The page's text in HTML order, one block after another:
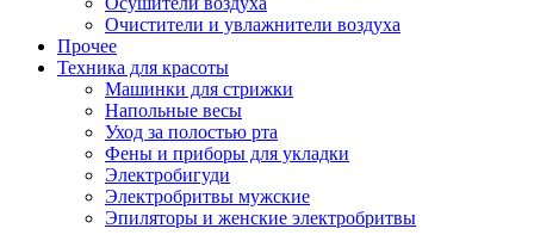
Очистители и увлажнители воздуха
Прочее
Техника для красоты
Машинки для стрижки
Напольные весы
Уход за полостью рта
Фены и приборы для укладки
Электробигуди
Электробритвы мужские
Эпиляторы и женские электробритвы